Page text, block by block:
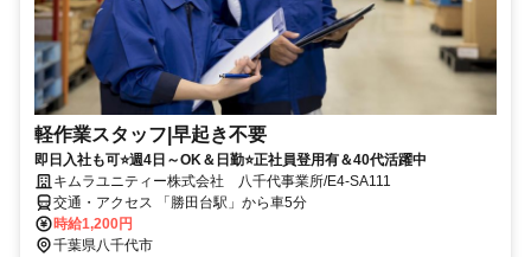
軽作業スタッフ|早起き不要
即日入社も可⭐週4日～OK＆日勤⭐正社員登用有＆40代活躍中
キムラユニティー株式会社 八千代事業所/E4-SA111
交通・アクセス 「勝田台駅」から車5分
時給1,200円
千葉県八千代市